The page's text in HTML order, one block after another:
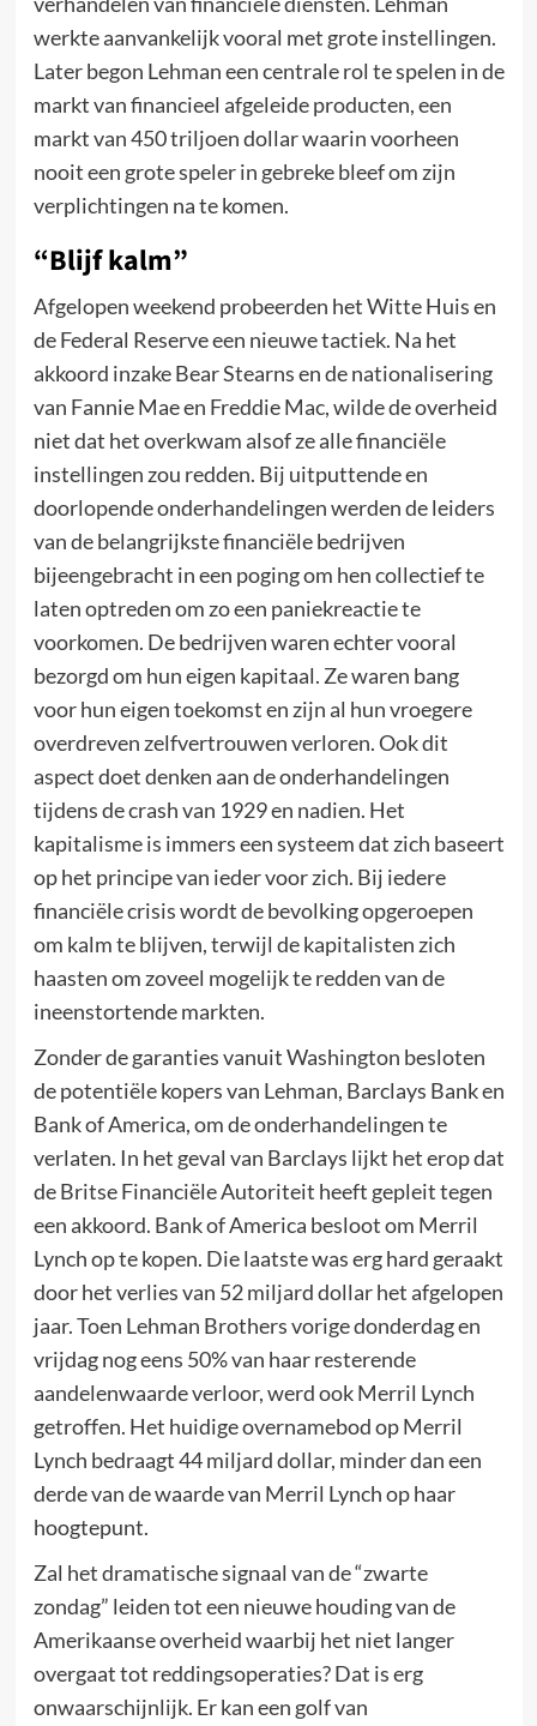
werkte aanvankelijk vooral met grote instellingen.
Later begon Lehman een centrale rol te spelen in de
markt van financieel afgeleide producten, een
markt van 450 triljoen dollar waarin voorheen
nooit een grote speler in gebreke bleef om zijn
verplichtingen na te komen.
“Blijf kalm”
Afgelopen weekend probeerden het Witte Huis en
de Federal Reserve een nieuwe tactiek. Na het
akkoord inzake Bear Stearns en de nationalisering
van Fannie Mae en Freddie Mac, wilde de overheid
niet dat het overkwam alsof ze alle financiële
instellingen zou redden. Bij uitputtende en
doorlopende onderhandelingen werden de leiders
van de belangrijkste financiële bedrijven
bijeengebracht in een poging om hen collectief te
laten optreden om zo een paniekreactie te
voorkomen. De bedrijven waren echter vooral
bezorgd om hun eigen kapitaal. Ze waren bang
voor hun eigen toekomst en zijn al hun vroegere
overdreven zelfvertrouwen verloren. Ook dit
aspect doet denken aan de onderhandelingen
tijdens de crash van 1929 en nadien. Het
kapitalisme is immers een systeem dat zich baseert
op het principe van ieder voor zich. Bij iedere
financiële crisis wordt de bevolking opgeroepen
om kalm te blijven, terwijl de kapitalisten zich
haasten om zoveel mogelijk te redden van de
ineenstortende markten.
Zonder de garanties vanuit Washington besloten
de potentiële kopers van Lehman, Barclays Bank en
Bank of America, om de onderhandelingen te
verlaten. In het geval van Barclays lijkt het erop dat
de Britse Financiële Autoriteit heeft gepleit tegen
een akkoord. Bank of America besloot om Merril
Lynch op te kopen. Die laatste was erg hard geraakt
door het verlies van 52 miljard dollar het afgelopen
jaar. Toen Lehman Brothers vorige donderdag en
vrijdag nog eens 50% van haar resterende
aandelenwaarde verloor, werd ook Merril Lynch
getroffen. Het huidige overnamebod op Merril
Lynch bedraagt 44 miljard dollar, minder dan een
derde van de waarde van Merril Lynch op haar
hoogtepunt.
Zal het dramatische signaal van de “zwarte
zondag” leiden tot een nieuwe houding van de
Amerikaanse overheid waarbij het niet langer
overgaat tot reddingsoperaties? Dat is erg
onwaarschijnlijk. Er kan een golf van